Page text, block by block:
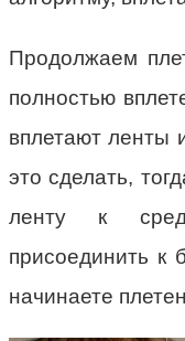
Продолжаем
полностью
вплетают ленты
это сделать,
ленту к
присоединить к
начинаете